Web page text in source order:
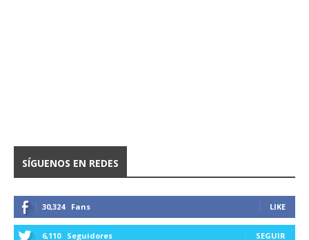
SÍGUENOS EN REDES
30,324 Fans LIKE
6,110 Seguidores SEGUIR